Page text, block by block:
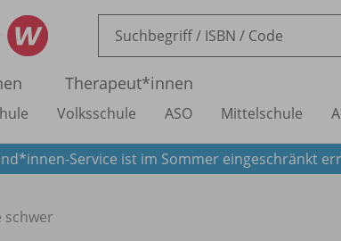
Therapeut*innen
Volksschule ASO Mittelschule
Service ist im Sommer eingeschränkt
schwer